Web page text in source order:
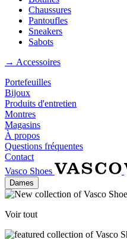
Chaussures
Pantoufles
Sneakers
Sabots
→ Accessoires
Portefeuilles
Bijoux
Produits d'entretien
Montres
Magasins
À propos
Questions fréquentes
Contact
Vasco Shoes
Dames
Voir tout